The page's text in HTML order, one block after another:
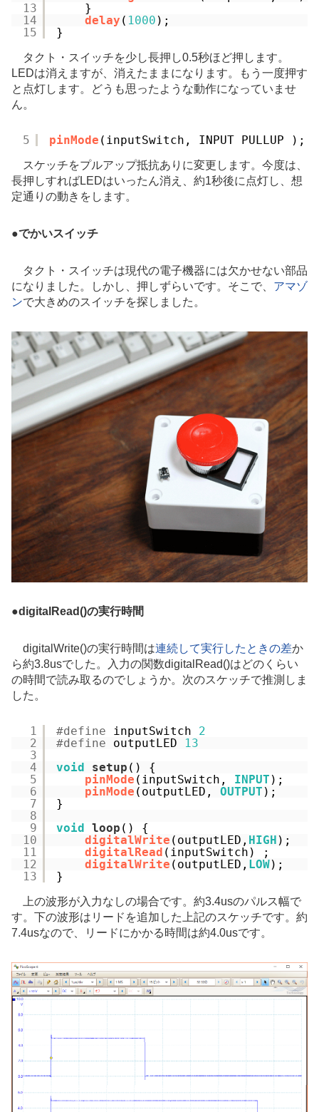
13
14
15
}
delay ( 1000 );
}
タクト・スイッチを少し長押し0.5秒ほど押します。
LEDは消えますが、消えたままになります。もう一度押す
と点灯します。どうも思ったような動作になっていませ
ん。
5 pinMode (inputSwitch, INPUT_PULLUP );
スケッチをプルアップ抵抗ありに変更します。今度は、
長押しすればLEDはいったん消え、約1秒後に点灯し、想
定通りの動きをします。
●でかいスイッチ
タクト・スイッチは現代の電子機器には欠かせない部品
になりました。しかし、押しずらいです。そこで、 アマゾ
ンで大きめのスイッチを探しました。
●digitalRead()の実行時間
digitalWrite()の実行時間は連続して実行したときの差か
ら約3.8usでした。入力の関数digitalRead()はどのくらい
の時間で読み取るのでしょうか。次のスケッチで推測しま
した。
1
2
3
4
5
6
7
8
9
10
11
12
13
#define inputSwitch 2
#define
outputLED
13
void
setup () {
pinMode (inputSwitch, INPUT );
pinMode (outputLED, OUTPUT );
}
void loop () {
digitalWrite (outputLED, HIGH );
digitalRead (inputSwitch) ;
digitalWrite (outputLED, LOW);
}
上の波形が入力なしの場合です。約3.4usのパルス幅で
す。下の波形はリードを追加した上記のスケッチです。約
7.4usなので、リードにかかる時間は約4.0usです。